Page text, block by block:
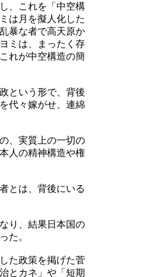
、これを「中空構
は月を擬人化した
暴な者で高天原か
ミは、まったく存
れが中空構造の簡
という形で、背後
代々嫁がせ、連綿
、実質上の一切の
人の精神構造や権
とは、背後にいる
り、結果日本国の
た。
た政策を掲げた菅
とカネ」や「短期